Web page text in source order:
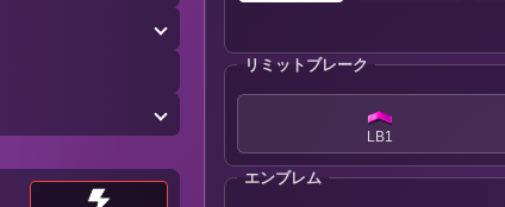
リミットブレーク
LB1
エンブレム